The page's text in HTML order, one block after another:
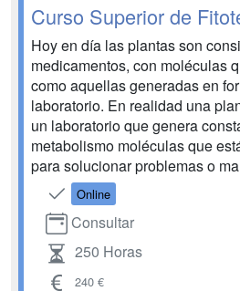
Curso Superior de
Hoy en día las plantas son
medicamentos, con moléculas
como aquellas generadas en
laboratorio. En realidad una
un laboratorio que genera
metabolismo moléculas que
para solucionar problemas o
Online
Consultar
250 Horas
240 €